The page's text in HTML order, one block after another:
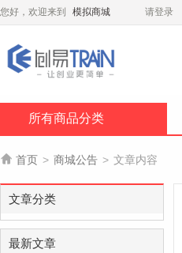
您好，欢迎来到 模拟商城 请登录
所有商品分类
 首页 > 商城公告 > 文章内容
文章分类
最新文章